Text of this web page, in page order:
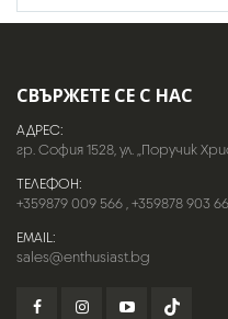
СВЪРЖЕТЕ СЕ С НАС
АДРЕС:
гр. София 1528, ул. „Поручик
ТЕЛЕФОН:
+359879 009 566,+359878 903
EMAIL:
sales@enthusiast.bg